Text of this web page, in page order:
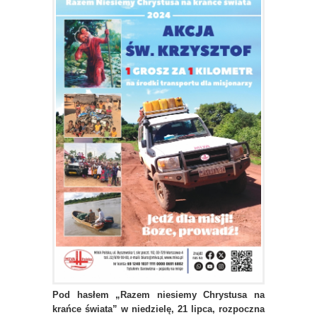
Pod hasłem „Razem niesiemy Chrystusa na
krańce świata” w niedzielę, 21 lipca, rozpoczna